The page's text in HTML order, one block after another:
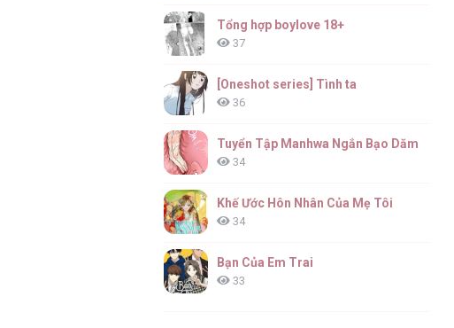
Tổng hợp boylove 18+
37
[Oneshot series] Tình ta
36
Tuyển Tập Manhwa Ngắn Bạo Dăm
34
Khế Ước Hôn Nhân Của Mẹ Tôi
34
Bạn Của Em Trai
33